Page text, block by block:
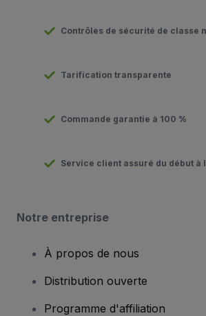
Contrôles de sécurité de classe
Tarification transparente
Commande garantie à 100 %
Service client assuré du début à
Notre entreprise
À propos de nous
Distribution ouverte
Programme d'affiliation